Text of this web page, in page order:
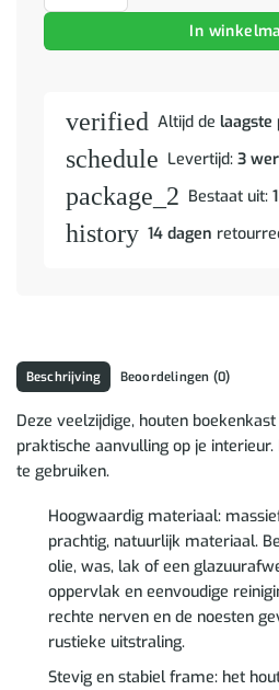
In
verified Altijd de laagste
schedule Levertijd: 3
package_2 Bestaat uit:
history 14 dagen
Beschrijving Beoordelingen (0)
Deze veelzijdige, houten
praktische aanvulling op je
te gebruiken.
Hoogwaardig materiaal:
prachtig, natuurlijk materiaal.
olie, was, lak of een
oppervlak en eenvoudige
rechte nerven en de noesten
rustieke uitstraling.
Stevig en stabiel frame: het